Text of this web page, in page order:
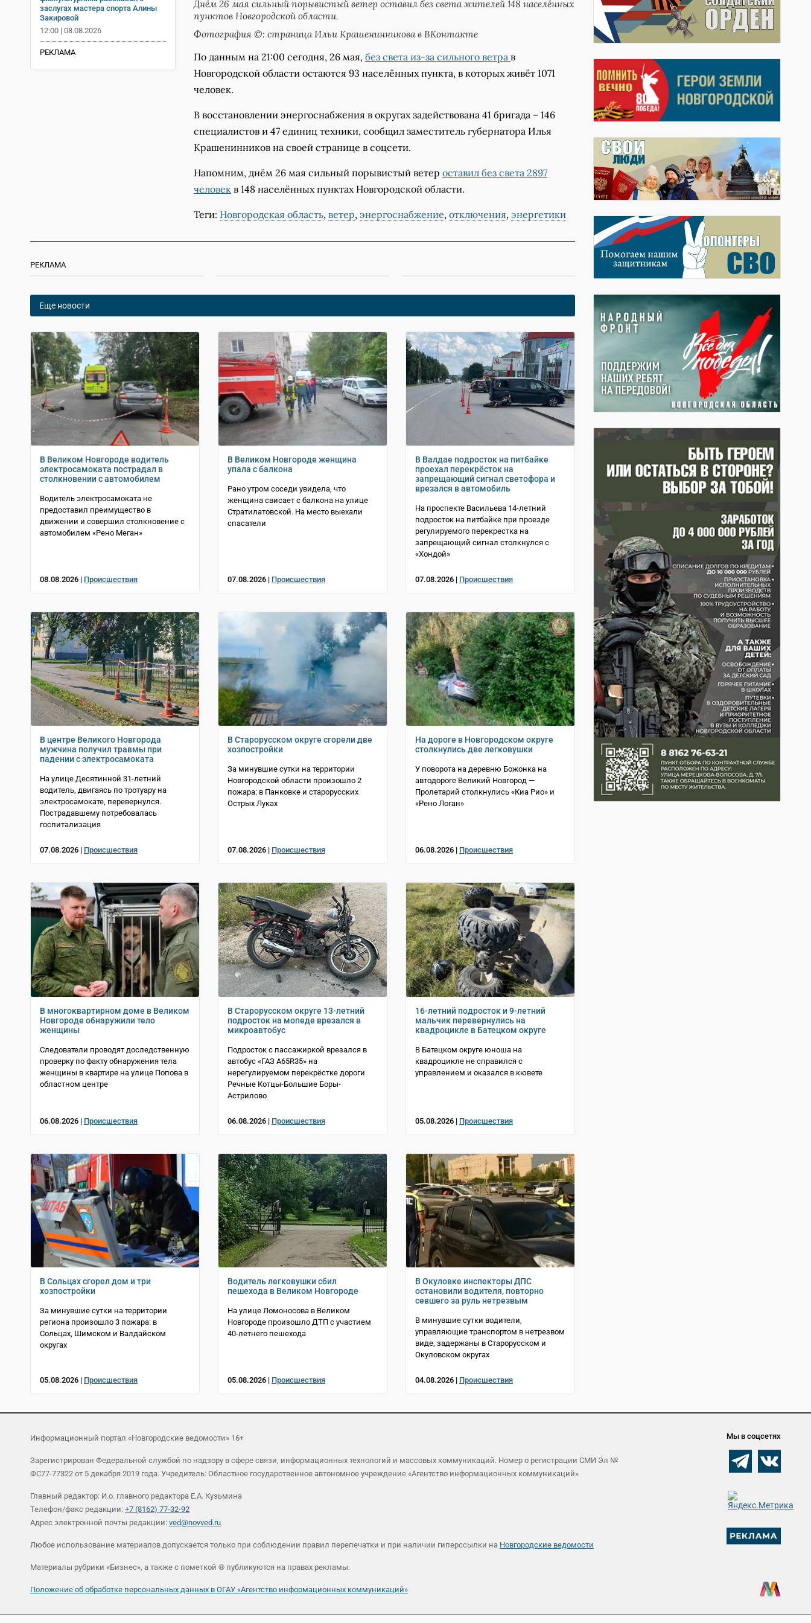
заслугах мастера спорта Алины
Закировой
12:00 | 08.08.2026
РЕКЛАМА
Днём 26 мая сильный порывистый ветер оставил без света жителей 148 населённых
пунктов Новгородской области.
Фотография ©: страница Ильи Крашенинникова в ВКонтакте
По данным на 21:00 сегодня, 26 мая, без света из-за сильного ветра в
Новгородской области остаются 93 населённых пункта, в которых живёт 1071
человек.
В восстановлении энергоснабжения в округах задействована 41 бригада – 146
специалистов и 47 единиц техники, сообщил заместитель губернатора Илья
Крашенинников на своей странице в соцсети.
Напомним, днём 26 мая сильный порывистый ветер оставил без света 2897
человекв 148 населённых пунктах Новгородской области.
Теги: Новгородская область, ветер, энергоснабжение, отключения, энергетики
РЕКЛАМА
Еще новости
В Великом Новгороде водитель
электросамоката пострадал в
столкновении с автомобилем
Водитель электросамоката не
предоставил преимущество в
движении и совершил столкновение с
автомобилем «Рено Меган»
08.08.2026 | Происшествия
В Великом Новгороде женщина
упала с балкона
Рано утром соседи увидела, что
женщина свисает с балкона на улице
Стратилатовской. На место выехали
спасатели
07.08.2026 | Происшествия
В Валдае подросток на питбайке
проехал перекрёсток на
запрещающий сигнал светофора и
врезался в автомобиль
На проспекте Васильева 14-летний
подросток на питбайке при проезде
регулируемого перекрестка на
запрещающий сигнал столкнулся с
«Хондой»
07.08.2026 | Происшествия
В центре Великого Новгорода
мужчина получил травмы при
падении с электросамоката
На улице Десятинной 31-летний
водитель, двигаясь по тротуару на
электросамокате, перевернулся.
Пострадавшему потребовалась
госпитализация
07.08.2026 | Происшествия
В Старорусском округе сгорели две
хозпостройки
За минувшие сутки на территории
Новгородской области произошло 2
пожара: в Панковке и старорусских
Острых Луках
07.08.2026 | Происшествия
На дороге в Новгородском округе
столкнулись две легковушки
У поворота на деревню Божонка на
автодороге Великий Новгород —
Пролетарий столкнулись «Киа Рио» и
«Рено Логан»
06.08.2026 | Происшествия
В многоквартирном доме в Великом
Новгороде обнаружили тело
женщины
Следователи проводят доследственную
проверку по факту обнаружения тела
женщины в квартире на улице Попова в
областном центре
06.08.2026 | Происшествия
В Старорусском округе 13-летний
подросток на мопеде врезался в
микроавтобус
Подросток с пассажиркой врезался в
автобус «ГАЗ A65R35» на
нерегулируемом перекрёстке дороги
Речные Котцы-Большие Боры-
Астрилово
06.08.2026 | Происшествия
16-летний подросток и 9-летний
мальчик перевернулись на
квадроцикле в Батецком округе
В Батецком округе юноша на
квадроцикле не справился с
управлением и оказался в кювете
05.08.2026 | Происшествия
В Сольцах сгорел дом и три
хозпостройки
За минувшие сутки на территории
региона произошло 3 пожара: в
Сольцах, Шимском и Валдайском
округах
05.08.2026 | Происшествия
Водитель легковушки сбил
пешехода в Великом Новгороде
На улице Ломоносова в Великом
Новгороде произошло ДТП с участием
40-летнего пешехода
05.08.2026 | Происшествия
В Окуловке инспекторы ДПС
остановили водителя, повторно
севшего за руль нетрезвым
В минувшие сутки водители,
управляющие транспортом в нетрезвом
виде, задержаны в Старорусском и
Окуловском округах
04.08.2026 | Происшествия
Информационный портал «Новгородские ведомости» 16+
Зарегистрирован Федеральной службой по надзору в сфере связи, информационных технологий и массовых коммуникаций. Номер о регистрации СМИ Эл №
ФС77-77322 от 5 декабря 2019 года. Учредитель: Областное государственное автономное учреждение «Агентство информационных коммуникаций»
Главный редактор: И.о. главного редактора Е.А. Кузьмина
Телефон/факс редакции: +7 (8162) 77-32-92
Адрес электронной почты редакции: ved@novved.ru
Любое использование материалов допускается только при соблюдении правил перепечатки и при наличии гиперссылки на Новгородские ведомости
Материалы рубрики «Бизнес», а также с пометкой ® публикуются на правах рекламы.
Положение об обработке персональных данных в ОГАУ «Агентство информационных коммуникаций»
Мы в соцсетях